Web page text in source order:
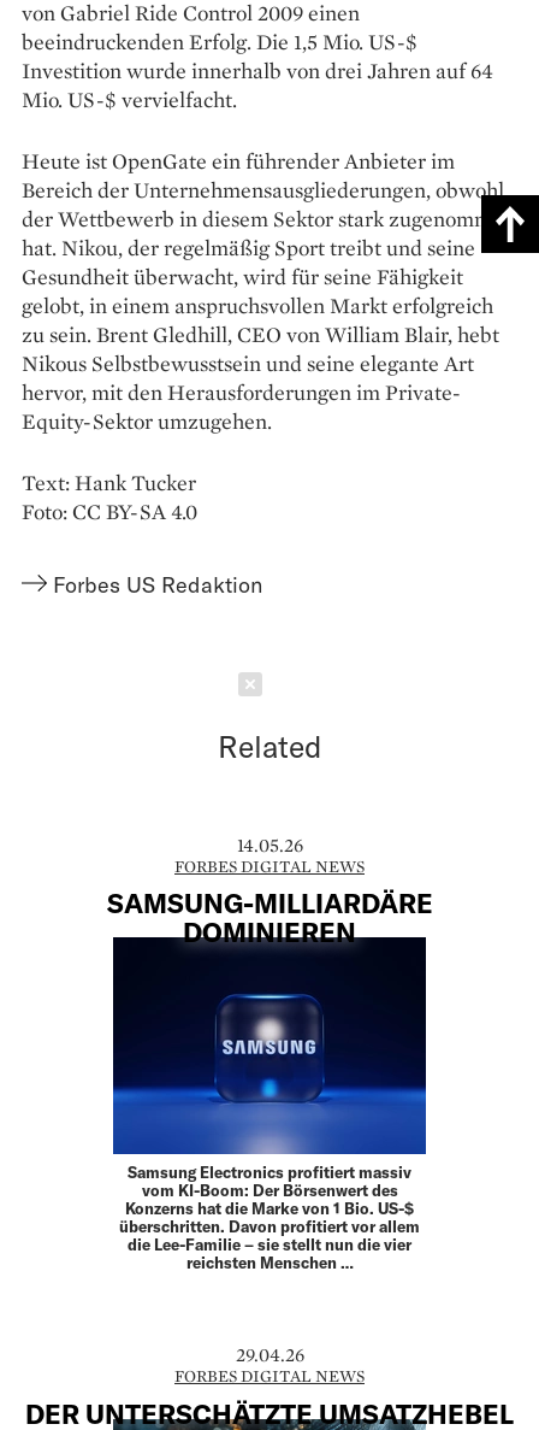
von Gabriel Ride Control 2009 einen
beeindruckenden Erfolg. Die 1,5 Mio. US-$
Investition wurde innerhalb von drei Jahren auf 64
Mio. US-$ vervielfacht.
Heute ist OpenGate ein führender Anbieter im
Bereich der Unternehmensausgliederungen, obwohl
der Wettbewerb in diesem Sektor stark zugenommen
hat. Nikou, der regelmäßig Sport treibt und seine
Gesundheit überwacht, wird für seine Fähigkeit
gelobt, in einem anspruchsvollen Markt erfolgreich
zu sein. Brent Gledhill, CEO von William Blair, hebt
Nikous Selbstbewusstsein und seine elegante Art
hervor, mit den Herausforderungen im Private-
Equity-Sektor umzugehen.
Text: Hank Tucker
Foto: CC BY-SA 4.0
Forbes US Redaktion
Related
14.05.26
FORBES DIGITAL NEWS
SAMSUNG-MILLIARDÄRE
DOMINIEREN
Samsung Electronics profitiert massiv
vom KI-Boom: Der Börsenwert des
Konzerns hat die Marke von 1 Bio. US-$
überschritten. Davon profitiert vor allem
die Lee-Familie – sie stellt nun die vier
reichsten Menschen …
29.04.26
FORBES DIGITAL NEWS
DER UNTERSCHÄTZTE UMSATZHEBEL